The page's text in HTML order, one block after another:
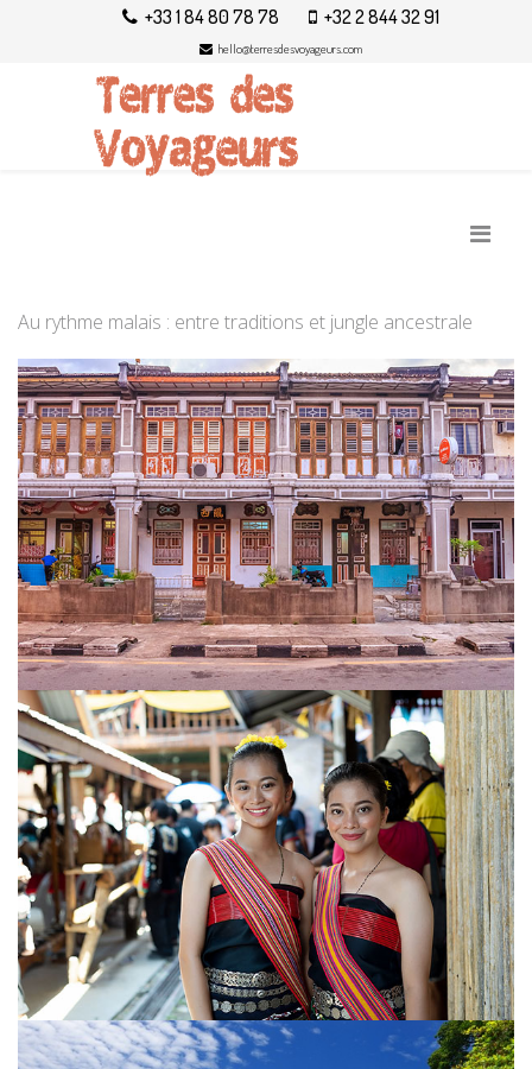
+33 1 84 80 78 78 +32 2 844 32 91
hello@terresdesvoyageurs.com
Au rythme malais : entre traditions et jungle ancestrale